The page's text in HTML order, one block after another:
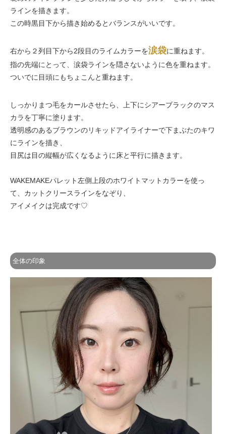
ラインを描きます。
この時黒目下から描き始めるとバランスがいいです。
右から２列目下から2段目のライムカラーを涙袋に重ねます。
指の先端にとって、涙袋ラインを隠さないように色を重ねます。
ついでに目頭にもちょこんと重ねます。
しっかりまつ毛をカールさせたら、上下にシアーブラックのマス
カラを丁寧に塗ります。
透明感のあるブラウンのリキッドアイライナーで下まぶたのキワ
にラインを描き、
目尻は目の縦幅が広くなるように床と平行に描きます。
WAKEMAKEパレット左側上段のホワイトマットカラーを使っ
て、カットクリースラインをなぞり、
アイメイクは完成です♡
全体の印象